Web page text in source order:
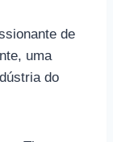
de
uma
do